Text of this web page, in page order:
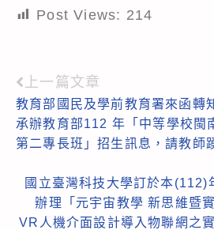
Post Views: 214
Read
more
articles
上一篇文章
教育部國民及學前教育署來函轉
承辦教育部112 年「中等學校閩
第二專長班」招生訊息，請教師
國立臺灣科技大學訂於本(112)
辦理「元宇宙教學 新思維暨
VR人機介面設計導入物聯網之